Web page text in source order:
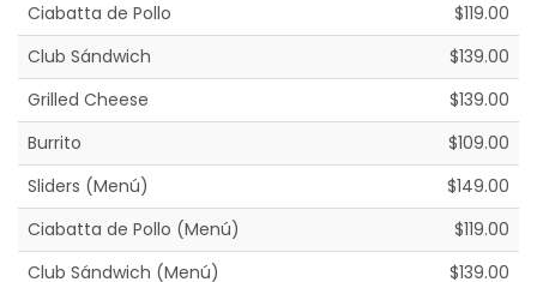
Ciabatta de Pollo
$119.00
Club Sándwich
$139.00
Grilled Cheese
$139.00
Burrito
$109.00
Sliders (Menú)
$149.00
Ciabatta de Pollo (Menú)
$119.00
Club Sándwich (Menú)
$139.00